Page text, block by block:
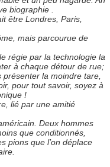
biographie .
être Londres, Paris,
mais parcourue de
régie par la technologie la
à chaque détour de rue;
la moindre tare,
pour tout savoir, soyez à
!
lié par une amitié
Deux hommes
que conditionnés,
pions que l’on déplace